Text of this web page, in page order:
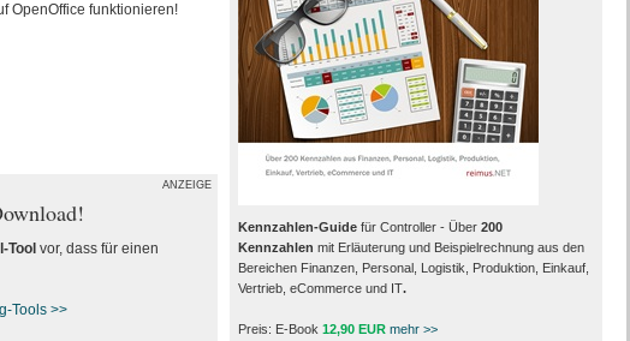
OpenOffice funktionieren!
ANZEIGE
Tool vor, dass für einen
Tools >>
Kennzahlen-Guidefür Controller - Über 200
Kennzahlen mit Erläuterung und Beispielrechnung aus den
Bereichen Finanzen, Personal, Logistik, Produktion, Einkauf,
Vertrieb, eCommerce und IT.
Preis: E-Book 12,90 EUR mehr >>